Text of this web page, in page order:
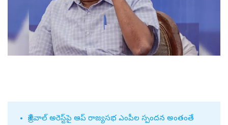
కేజ్రీవాల్‌ అరెస్ట్‌పై ఆప్‌ రాజ్యసభ ఎంపీల స్పందన అంతంతే